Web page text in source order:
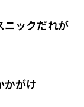
ニックだれが
かがけ